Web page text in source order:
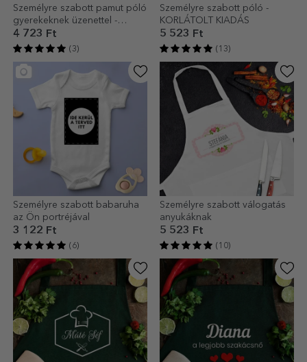
Személyre szabott pamut póló
gyerekeknek üzenettel -
Diplomás
4 723 Ft
(3)
Személyre szabott póló -
KORLÁTOLT KIADÁS
5 523 Ft
(13)
Személyre szabott babaruha
az Ön portréjával
3 122 Ft
(6)
Személyre szabott válogatás
anyukáknak
5 523 Ft
(10)